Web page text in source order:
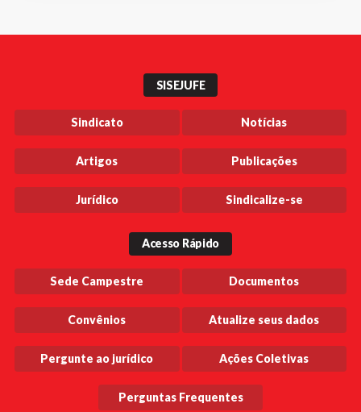
SISEJUFE
Sindicato Notícias
Artigos Publicações
Jurídico Sindicalize-se
Acesso Rápido
Sede Campestre Documentos
Convênios Atualize seus dados
Pergunte ao jurídico Ações Coletivas
Perguntas Frequentes